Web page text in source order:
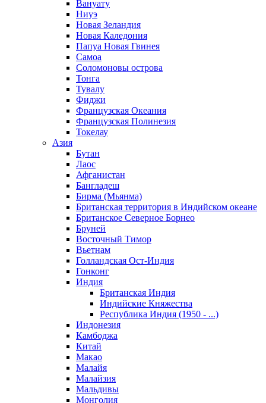
Вануату
Ниуэ
Новая Зеландия
Новая Каледония
Папуа Новая Гвинея
Самоа
Соломоновы острова
Тонга
Тувалу
Фиджи
Французская Океания
Французская Полинезия
Токелау
Азия
Бутан
Лаос
Афганистан
Бангладеш
Бирма (Мьянма)
Британская территория в Индийском океане
Британское Северное Борнео
Бруней
Восточный Тимор
Вьетнам
Голландская Ост-Индия
Гонконг
Индия
Британская Индия
Индийские Княжества
Республика Индия (1950 - ...)
Индонезия
Камбоджа
Китай
Макао
Малайя
Малайзия
Мальдивы
Монголия